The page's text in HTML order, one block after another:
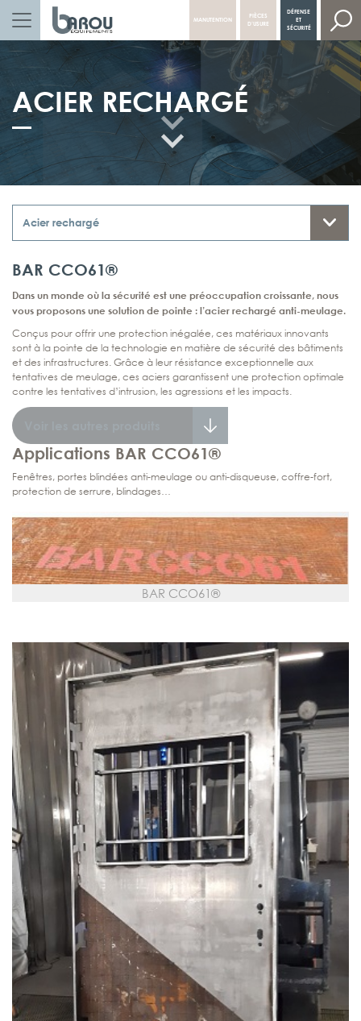
NAVIGATION PRINCIPALEMANUTENTION
PIÈCES
D’USURE
DÉFENSE
ET
SÉCURITÉ
ACIER RECHARGÉ
BAR CCO61®
Dans un monde où la sécurité est une préoccupation croissante, nous
vous proposons une solution de pointe : l’acier rechargé anti-meulage.
Conçus pour offrir une protection inégalée, ces matériaux innovants
sont à la pointe de la technologie en matière de sécurité des bâtiments
et des infrastructures. Grâce à leur résistance exceptionnelle aux
tentatives de meulage, ces aciers garantissent une protection optimale
contre les tentatives d’intrusion, les agressions et les impacts.
Applications BAR CCO61®
Fenêtres, portes blindées anti-meulage ou anti-disqueuse, coffre-fort,
protection de serrure, blindages…
BAR CCO61®